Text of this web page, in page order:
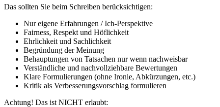
Das sollten Sie beim Schreiben berücksichtigen:
Nur eigene Erfahrungen / Ich-Perspektive
Fairness, Respekt und Höflichkeit
Ehrlichkeit und Sachlichkeit
Begründung der Meinung
Behauptungen von Tatsachen nur wenn nachweisbar
Verständliche und nachvollziehbare Bewertungen
Klare Formulierungen (ohne Ironie, Abkürzungen, etc.)
Kritik als Verbesserungsvorschlag formulieren
Achtung! Das ist NICHT erlaubt: